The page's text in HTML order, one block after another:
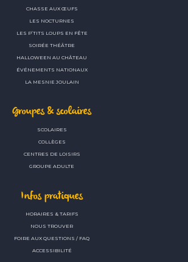
CHASSE AUX ŒUFS
LES NOCTURNES
LES P’TITS LOUPS EN FÊTE
SOIRÉE THÉÂTRE
HALLOWEEN AU CHÂTEAU
ÉVÉNEMENTS NATIONAUX
LA MESNIE JOULAIN
Groupes & scolaires
SCOLAIRES
COLLÈGES
CENTRES DE LOISIRS
GROUPE ADULTE
Infos pratiques
HORAIRES & TARIFS
NOUS TROUVER
FOIRE AUX QUESTIONS / FAQ
ACCESSIBILITÉ